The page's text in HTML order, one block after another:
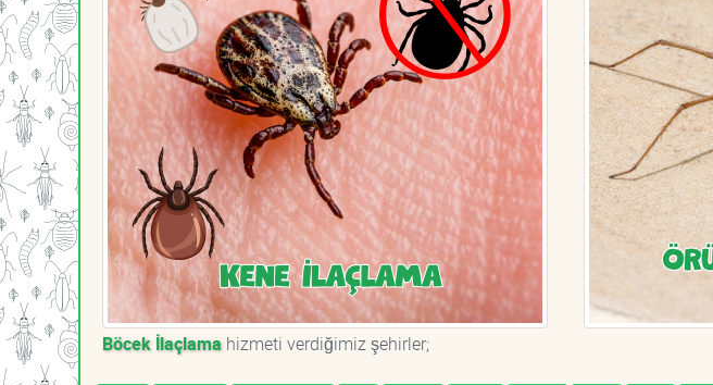
Böcek İlaçlama hizmeti verdiğimiz şehirler;